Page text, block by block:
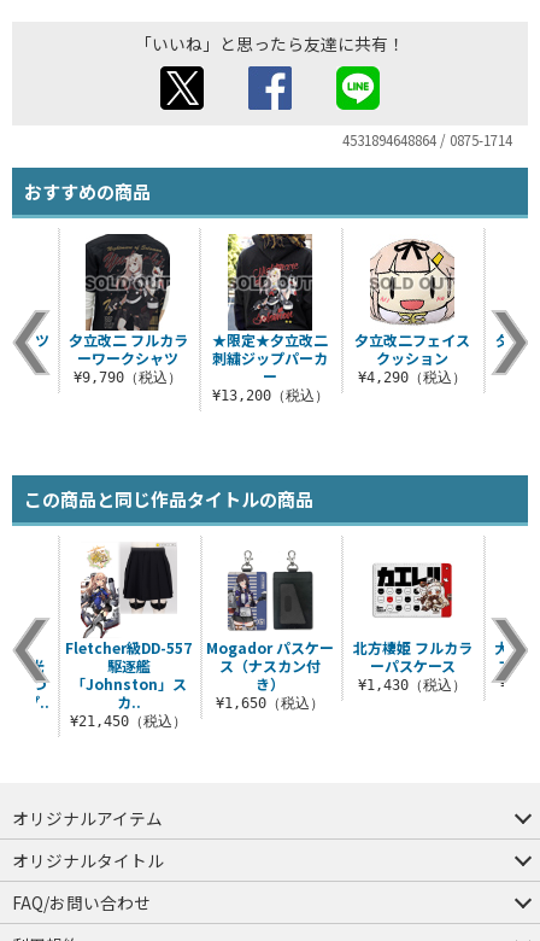
「いいね」と思ったら友達に共有！
4531894648864 / 0875-1714
おすすめの商品
★限定★夕立改二
刺繍ジップパーカ
ー
¥13,200（税込）
夕立改二フェイス
クッション
¥4,290（税込）
夕立
ス
シャツ
込）
夕立改二 フルカラ
ーワークシャツ
¥9,790（税込）
この商品と同じ作品タイトルの商品
Mogador パスケー
ス（ナスカン付
き）
¥1,650（税込）
北方棲姫 フルカラ
ーパスケース
¥1,430（税込）
大和
フィ
定
蓄光
れ つ
ップ..
Fletcher級DD-557
駆逐艦
「Johnston」ス
カ..
¥21,450（税込）
オリジナルアイテム
つままれ
つかまれ
ピョコッテ
オリジナルタイトル
アイテムヤ
ミスカトニック大學購買部
FAQ/お問い合わせ
FAQ
お問い合わせ